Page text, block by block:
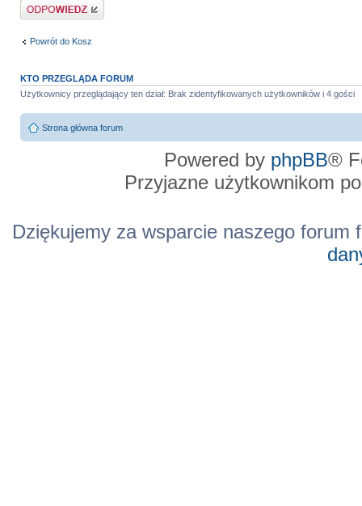
Odpowiedz
Powrót do Kosz
KTO PRZEGLĄDA FORUM
Użytkownicy przeglądający ten dział: Brak zidentyfikowanych użytkowników i 4 gości
Strona główna forum
Powered by phpBB®
Przyjazne użytkownikom
Dziękujemy za wsparcie naszego